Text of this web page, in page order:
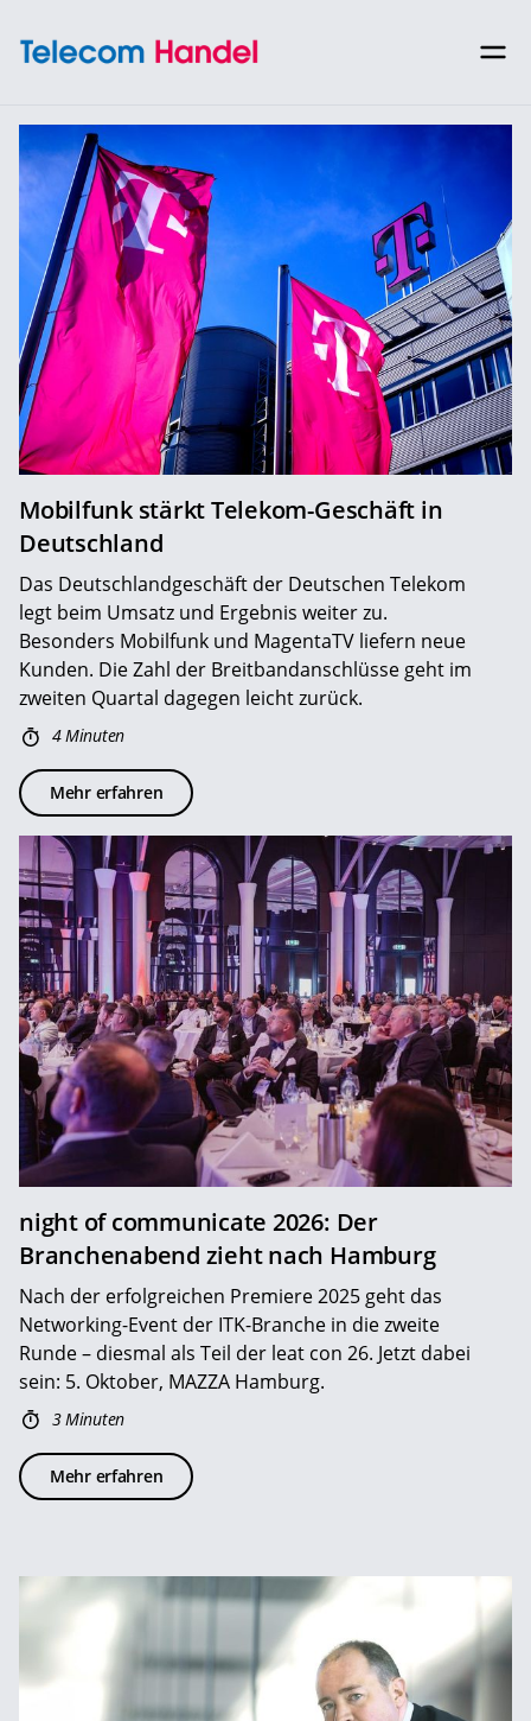
Mobilfunk stärkt Telekom-Geschäft in
Deutschland
Das Deutschlandgeschäft der Deutschen Telekom
legt beim Umsatz und Ergebnis weiter zu.
Besonders Mobilfunk und MagentaTV liefern neue
Kunden. Die Zahl der Breitbandanschlüsse geht im
zweiten Quartal dagegen leicht zurück.
4 Minuten
Mehr erfahren
night of communicate 2026: Der
Branchenabend zieht nach Hamburg
Nach der erfolgreichen Premiere 2025 geht das
Networking-Event der ITK-Branche in die zweite
Runde – diesmal als Teil der leat con 26. Jetzt dabei
sein: 5. Oktober, MAZZA Hamburg.
3 Minuten
Mehr erfahren